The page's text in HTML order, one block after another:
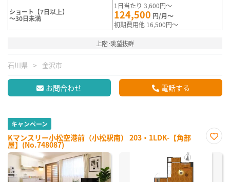
ショート【7日以上】
～30日未満
1日当たり 3,600円～
124,500 円/月～
初期費用他 16,500円～
上階･眺望抜群
石川県 金沢市
お問合わせ 電話する
キャンペーン
Kマンスリー小松空港前（小松駅南） 203・1LDK-【角部
屋】(No.748087)
に入